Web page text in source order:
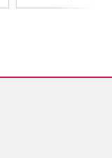
2026年度版